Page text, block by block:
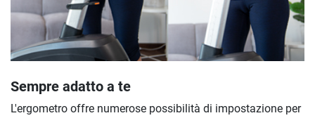
Sempre adatto a te
L'ergometro offre numerose possibilità di impostazione per